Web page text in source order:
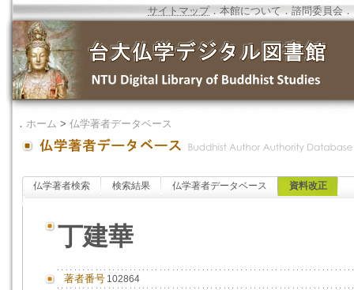
サイトマップ．本館について ．諮問委員会 ．
． ホーム > 仏学著者データベース
仏学著者検索 検索結果 仏学著者データベース 資料改正
丁建華
著者番号 102864